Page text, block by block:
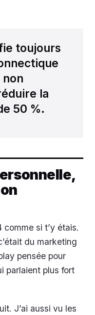
toujours
non
la
50 %.
comme si t’y étais.
du marketing
pensée pour
parlaient plus fort
J’ai aussi vu les